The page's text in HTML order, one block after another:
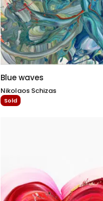
Blue waves
Nikolaos Schizas
Sold